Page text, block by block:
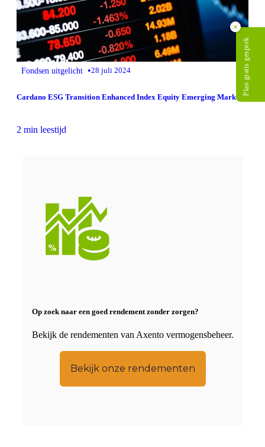
Fondsen uitgelicht •28 juli 2024
Cardano ESG Transition Enhanced Index Equity Emerging Markets
2 min leestijd
Op zoek naar een goed rendement zonder zorgen?
Bekijk de rendementen van Axento vermogensbeheer.
Bekijk onze rendementen
×
Plan gratis gesprek